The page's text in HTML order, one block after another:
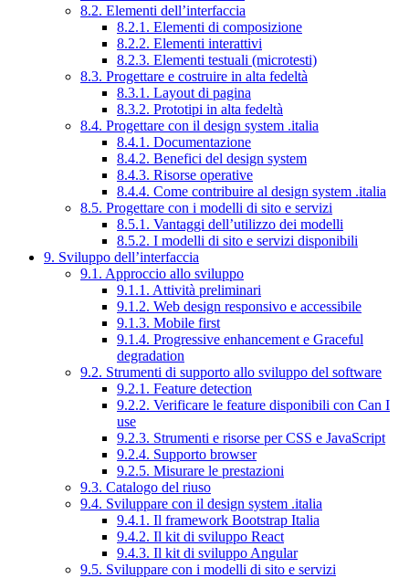
8.2. Elementi dell’interfaccia
8.2.1. Elementi di composizione
8.2.2. Elementi interattivi
8.2.3. Elementi testuali (microtesti)
8.3. Progettare e costruire in alta fedeltà
8.3.1. Layout di pagina
8.3.2. Prototipi in alta fedeltà
8.4. Progettare con il design system .italia
8.4.1. Documentazione
8.4.2. Benefici del design system
8.4.3. Risorse operative
8.4.4. Come contribuire al design system .italia
8.5. Progettare con i modelli di sito e servizi
8.5.1. Vantaggi dell’utilizzo dei modelli
8.5.2. I modelli di sito e servizi disponibili
9. Sviluppo dell’interfaccia
9.1. Approccio allo sviluppo
9.1.1. Attività preliminari
9.1.2. Web design responsivo e accessibile
9.1.3. Mobile first
9.1.4. Progressive enhancement e Graceful
degradation
9.2. Strumenti di supporto allo sviluppo del software
9.2.1. Feature detection
9.2.2. Verificare le feature disponibili con Can I
use
9.2.3. Strumenti e risorse per CSS e JavaScript
9.2.4. Supporto browser
9.2.5. Misurare le prestazioni
9.3. Catalogo del riuso
9.4. Sviluppare con il design system .italia
9.4.1. Il framework Bootstrap Italia
9.4.2. Il kit di sviluppo React
9.4.3. Il kit di sviluppo Angular
9.5. Sviluppare con i modelli di sito e servizi